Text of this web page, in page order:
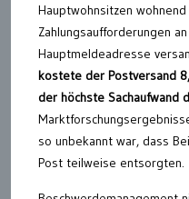
Hauptwohnsitzen
Zahlungsaufforderungen
Hauptmeldeadresse
kostete der Postversand
der höchste Sachaufwand
so unbekannt war, dass
Post teilweise entsorgten.